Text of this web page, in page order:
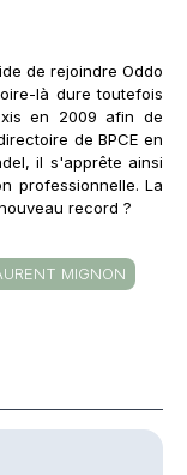
de rejoindre Oddo
là dure toutefois
en 2009 afin de
de BPCE en
il s'apprête ainsi
professionnelle. La
record ?
MIGNON